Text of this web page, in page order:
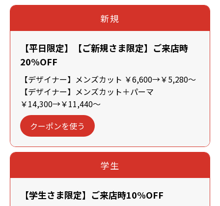
新規
【平日限定】【ご新規さま限定】ご来店時
20%OFF
【デザイナー】メンズカット ￥6,600→￥5,280～
【デザイナー】メンズカット＋パーマ
￥14,300→￥11,440～
クーポンを使う
学生
【学生さま限定】ご来店時10%OFF